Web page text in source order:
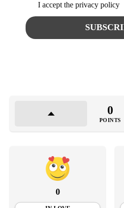
I accept the privacy policy
0
POINTS
0